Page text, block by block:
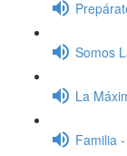
Somos
La
Familia